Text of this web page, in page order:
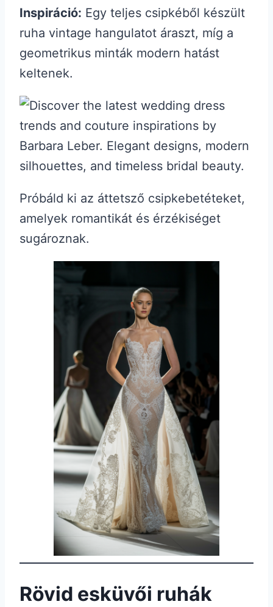
Inspiráció: Egy teljes csipkéből készült
ruha vintage hangulatot áraszt, míg a
geometrikus minták modern hatást
keltenek.
Próbáld ki az áttetsző csipkebetéteket,
amelyek romantikát és érzékiséget
sugároznak.
Rövid esküvői ruhák